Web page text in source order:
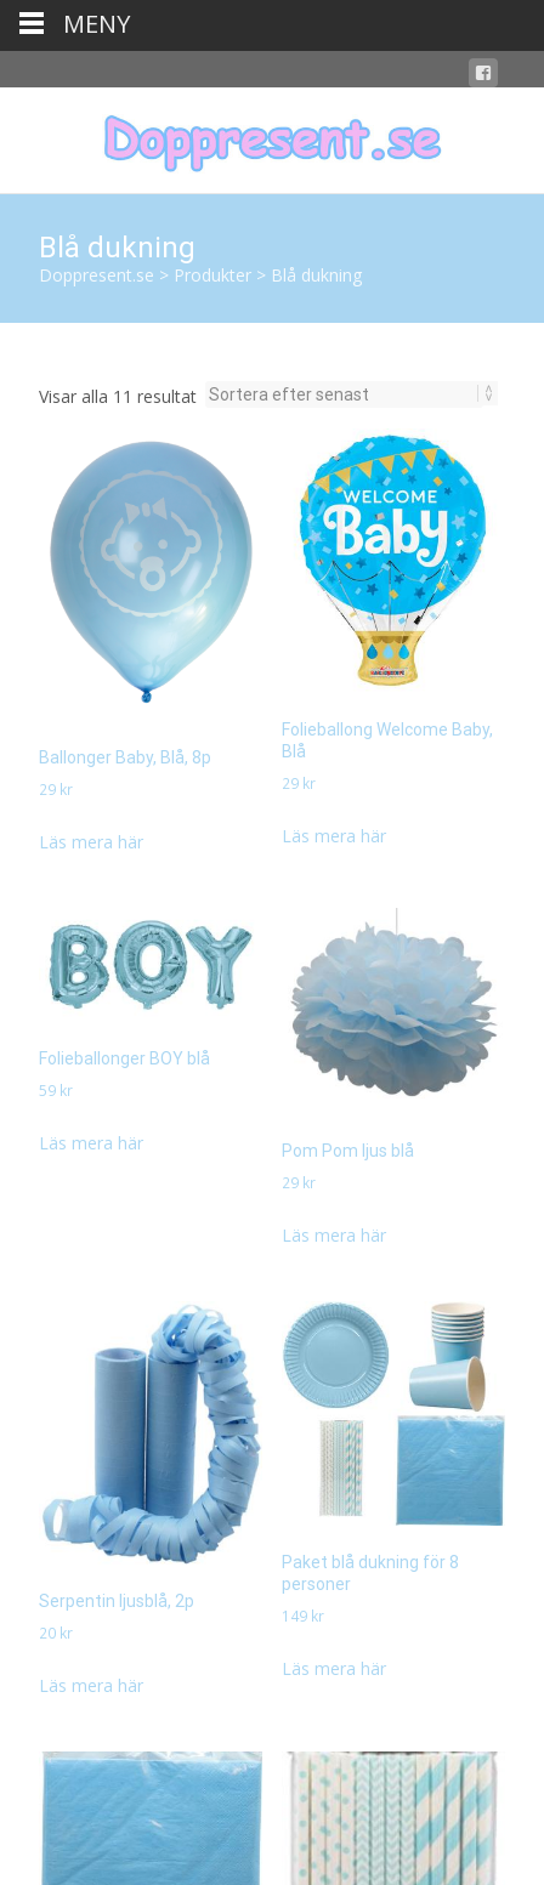
Blå dukning
Doppresent.se > Produkter > Blå dukning
Visar alla 11 resultatSortera
senaste
Ballonger Baby, Blå, 8p
29 kr
Läs mera här
Folieballong Welcome Baby,
Blå
29 kr
Läs mera här
Folieballonger BOY blå
59 kr
Läs mera här Pom Pom ljus blå
29 kr
Läs mera här
Serpentin ljusblå, 2p
20 kr
Läs mera här
Paket blå dukning för 8
personer
149 kr
Läs mera här
MENY